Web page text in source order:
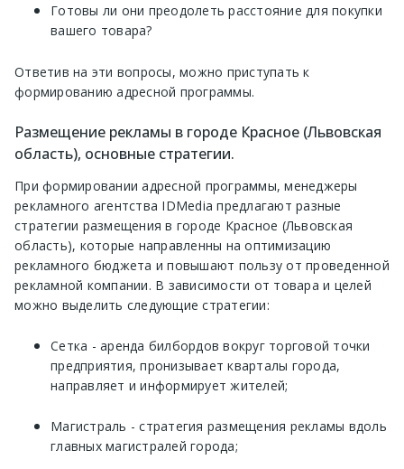
Готовы ли они преодолеть расстояние для покупки
вашего товара?
Ответив на эти вопросы, можно приступать к
формированию адресной программы.
Размещение рекламы в городе Красное (Львовская
область), основные стратегии.
При формировании адресной программы, менеджеры
рекламного агентства IDMedia предлагают разные
стратегии размещения в городе Красное (Львовская
область), которые направленны на оптимизацию
рекламного бюджета и повышают пользу от проведенной
рекламной компании. В зависимости от товара и целей
можно выделить следующие стратегии:
Сетка - аренда билбордов вокруг торговой точки
предприятия, пронизывает кварталы города,
направляет и информирует жителей;
Магистраль - стратегия размещения рекламы вдоль
главных магистралей города;